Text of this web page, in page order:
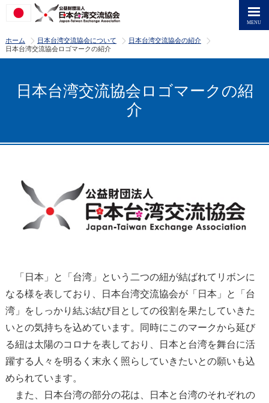
ホーム >
日本台湾交流協会について >
日本台湾交流協会の紹介
日本台湾交流協会ロゴマークの紹介
日本台湾交流協会ロゴマークの紹
介
「日本」と「台湾」という二つの紐が結ばれてリボンに
なる様を表しており、日本台湾交流協会が「日本」と「台
湾」をしっかり結ぶ結び目としての役割を果たしていきた
いとの気持ちを込めています。同時にこのマークから延び
る紐は太陽のコロナを表しており、日本と台湾を舞台に活
躍する人々を明るく末永く照らしていきたいとの願いも込
められています。
また、日本台湾の部分の花は、日本と台湾のそれぞれの